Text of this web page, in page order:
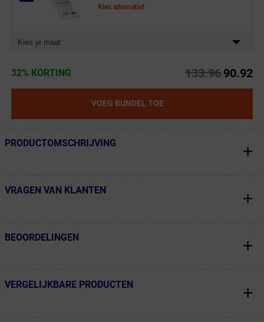
Kies alternatief
Kies je maat
32% KORTING 133.96 90.92
VOEG BUNDEL TOE
← Terug naar productnavigatie
PRODUCTOMSCHRIJVING
← Terug naar productnavigatie
VRAGEN VAN KLANTEN
← Terug naar productnavigatie
BEOORDELINGEN
← Terug naar productnavigatie
VERGELIJKBARE PRODUCTEN